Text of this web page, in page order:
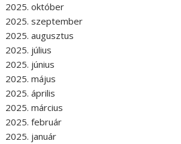
2025. október
2025. szeptember
2025. augusztus
2025. július
2025. június
2025. május
2025. április
2025. március
2025. február
2025. január